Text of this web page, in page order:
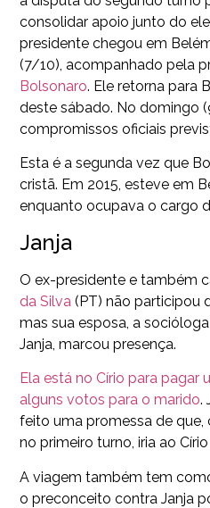
consolidar apoio junto do
presidente chegou em
(7/10), acompanhado pela
Bolsonaro. Ele retorna para
deste sábado. No domingo
compromissos oficiais
Esta é a segunda vez que
cristã. Em 2015, esteve em
enquanto ocupava o cargo
Janja
O ex-presidente e também
da Silva (PT) não participou
mas sua esposa, a socióloga
Janja, marcou presença.
Ela está no Círio para pagar
alguns votos para o marido.
feito uma promessa de
no primeiro turno, iria ao
A viagem também tem
o preconceito contra Janja